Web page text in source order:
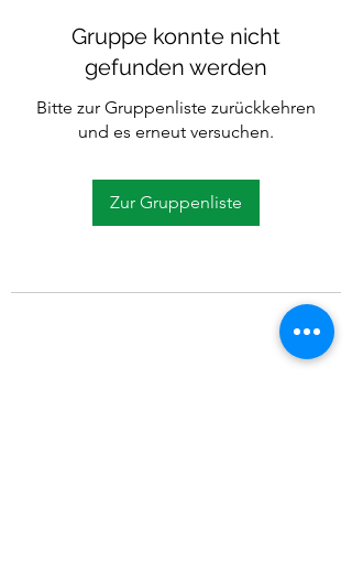
Gruppe konnte nicht
gefunden werden
Bitte zur Gruppenliste zurückkehren
und es erneut versuchen.
Zur Gruppenliste